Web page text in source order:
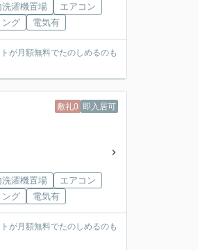
洗濯機置場
エアコン
ング 電気有
が月額無料でたのしめるのも
敷礼0 即入居可
洗濯機置場
エアコン
ング 電気有
が月額無料でたのしめるのも